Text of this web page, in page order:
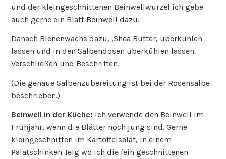
und der kleingeschnittenen Beinwellwurzel ich gebe
auch gerne ein Blatt Beinwell dazu.
Danach Bienenwachs dazu, ‚Shea Butter, überkühlen
lassen und in den Salbendosen überkühlen lassen.
Verschließen und Beschriften.
(Die genaue Salbenzubereitung ist bei der Rosensalbe
beschrieben.)
Beinwell in der Küche: Ich verwende den Beinwell im
Frühjahr, wenn die Blätter noch jung sind. Gerne
kleingeschnitten im Kartoffelsalat, in einem
Palatschinken Teig wo ich die fein geschnittenen